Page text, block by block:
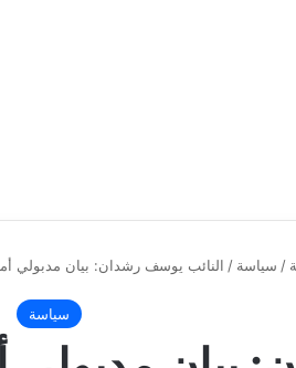
/ سياسة / النائب يوسف رشدان: بيان مدبولي
سياسة